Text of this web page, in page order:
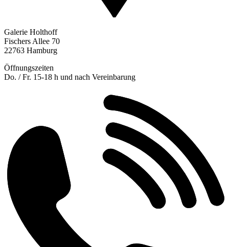
Galerie Holthoff
Fischers Allee 70
22763 Hamburg
Öffnungszeiten
Do. / Fr. 15-18 h und nach Vereinbarung